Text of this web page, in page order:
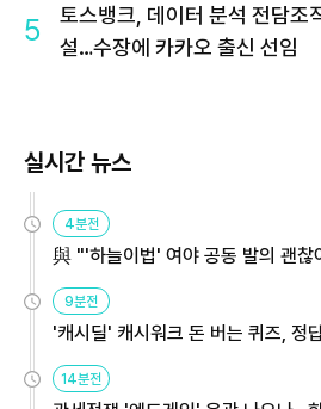
5
토스뱅크, 데이터 분석 전담조
설…수장에 카카오 출신 선임
실시간 뉴스
4분전
與 "'하늘이법' 여야 공동 발의 괜
9분전
'캐시딜' 캐시워크 돈 버는 퀴즈, 정
14분전